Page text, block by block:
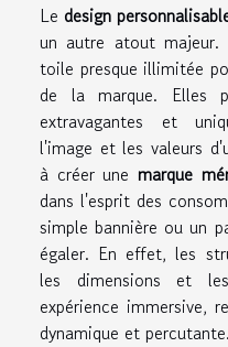
Le design
un autre atout
toile presque illimitée
de la marque. Elles
extravagantes et
l'image et les valeurs
à créer une marque
dans l'esprit des
simple bannière ou un
égaler. En effet, les
les dimensions et
expérience immersive,
dynamique et percutante.